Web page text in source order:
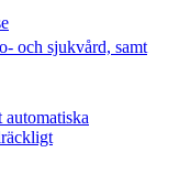
och sjukvård, samt
automatiska